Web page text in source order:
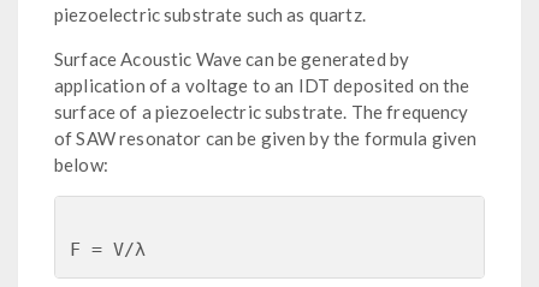
piezoelectric substrate such as quartz.
Surface Acoustic Wave can be generated by
application of a voltage to an IDT deposited on the
surface of a piezoelectric substrate. The frequency
of SAW resonator can be given by the formula given
below: